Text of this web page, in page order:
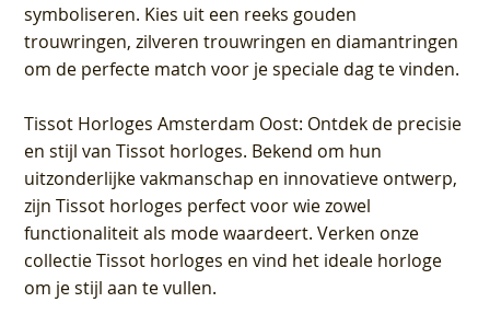
symboliseren. Kies uit een reeks gouden
trouwringen, zilveren trouwringen en diamantringen
om de perfecte match voor je speciale dag te vinden.
Tissot Horloges Amsterdam Oost: Ontdek de precisie
en stijl van Tissot horloges. Bekend om hun
uitzonderlijke vakmanschap en innovatieve ontwerp,
zijn Tissot horloges perfect voor wie zowel
functionaliteit als mode waardeert. Verken onze
collectie Tissot horloges en vind het ideale horloge
om je stijl aan te vullen.